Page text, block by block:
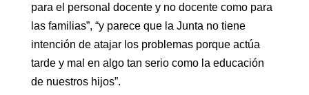
para el personal docente y no docente como para
las familias”, “y parece que la Junta no tiene
intención de atajar los problemas porque actúa
tarde y mal en algo tan serio como la educación
de nuestros hijos”.